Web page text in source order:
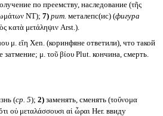
по преемству, наследование (τῆς
NT); 7) рит. металепс(ис) (фигура
κατὰ μετάληψιν Arst.).
μ. εἴη Xen. (коринфяне ответили), что такой
μ. τοῦ βίου Plut. кончина, смерть.
(ср. 5); 2)заменять, сменять (τοὔνομα
οὐ μεταλάσσουσι αἱ ὧραι Her. ввиду